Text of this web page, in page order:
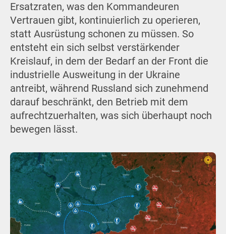
Ersatzraten, was den Kommandeuren
Vertrauen gibt, kontinuierlich zu operieren,
statt Ausrüstung schonen zu müssen. So
entsteht ein sich selbst verstärkender
Kreislauf, in dem der Bedarf an der Front die
industrielle Ausweitung in der Ukraine
antreibt, während Russland sich zunehmend
darauf beschränkt, den Betrieb mit dem
aufrechtzuerhalten, was sich überhaupt noch
bewegen lässt.